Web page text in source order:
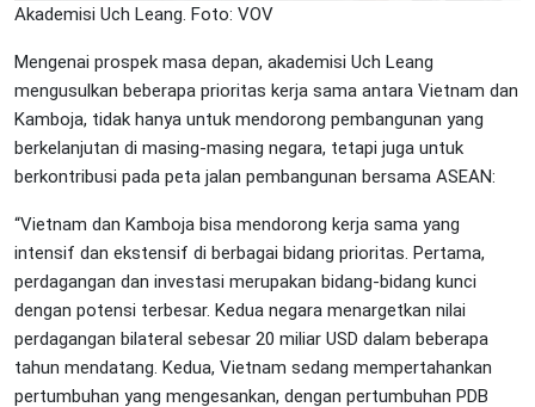
Akademisi Uch Leang. Foto: VOV
Mengenai prospek masa depan, akademisi Uch Leang
mengusulkan beberapa prioritas kerja sama antara Vietnam dan
Kamboja, tidak hanya untuk mendorong pembangunan yang
berkelanjutan di masing-masing negara, tetapi juga untuk
berkontribusi pada peta jalan pembangunan bersama ASEAN:
“Vietnam dan Kamboja bisa mendorong kerja sama yang
intensif dan ekstensif di berbagai bidang prioritas. Pertama,
perdagangan dan investasi merupakan bidang-bidang kunci
dengan potensi terbesar. Kedua negara menargetkan nilai
perdagangan bilateral sebesar 20 miliar USD dalam beberapa
tahun mendatang. Kedua, Vietnam sedang mempertahankan
pertumbuhan yang mengesankan, dengan pertumbuhan PDB